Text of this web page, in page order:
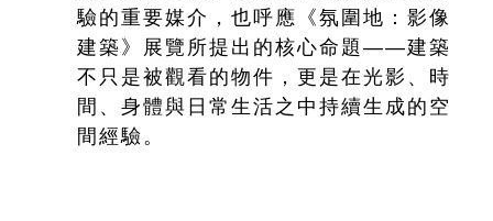
驗的重要媒介，也呼應《氛圍地：影像
建築》展覽所提出的核心命題——建築
不只是被觀看的物件，更是在光影、時
間、身體與日常生活之中持續生成的空
間經驗。